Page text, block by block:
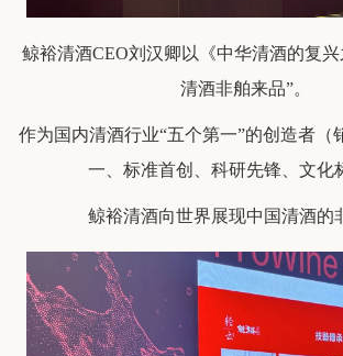
鲸裕清酒CEO刘汉卿以《中华清酒的复兴
清酒非舶来品”。
作为国内清酒行业“五个第一”的创造者（
一、标准首创、科研先锋、文化
鲸裕清酒向世界展现中国清酒的